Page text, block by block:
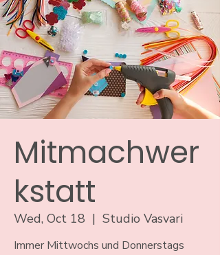
Mitmachwer
kstatt
Wed, Oct 18
  |
Studio Vasvari
Immer Mittwochs und Donnerstags